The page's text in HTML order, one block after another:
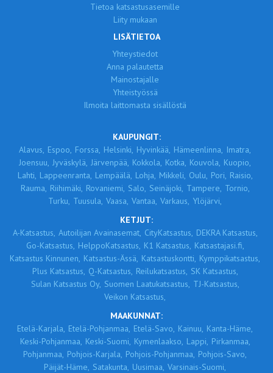
Tietoa katsastusasemille
Liity mukaan
LISÄTIETOA
Yhteystiedot
Anna palautetta
Mainostajalle
Yhteistyössä
Ilmoita laittomasta sisällöstä
KAUPUNGIT:
Alavus, Espoo, Forssa, Helsinki, Hyvinkää, Hämeenlinna, Imatra,
Joensuu, Jyväskylä, Järvenpää, Kokkola, Kotka, Kouvola, Kuopio,
Lahti, Lappeenranta, Lempäälä, Lohja, Mikkeli, Oulu, Pori, Raisio,
Rauma, Riihimäki, Rovaniemi, Salo, Seinäjoki, Tampere, Tornio,
Turku, Tuusula, Vaasa, Vantaa, Varkaus, Ylöjärvi,
KETJUT:
A-Katsastus, Autoilijan Avainasemat, CityKatsastus, DEKRA Katsastus,
Go-Katsastus, HelppoKatsastus, K1 Katsastus, Katsastajasi.fi,
Katsastus Kinnunen, Katsastus-Ässä, Katsastuskontti, Kymppikatsastus,
Plus Katsastus, Q-Katsastus, Reilukatsastus, SK Katsastus,
Sulan Katsastus Oy, Suomen Laatukatsastus, TJ-Katsastus,
Veikon Katsastus,
MAAKUNNAT:
Etelä-Karjala, Etelä-Pohjanmaa, Etelä-Savo, Kainuu, Kanta-Häme,
Keski-Pohjanmaa, Keski-Suomi, Kymenlaakso, Lappi, Pirkanmaa,
Pohjanmaa, Pohjois-Karjala, Pohjois-Pohjanmaa, Pohjois-Savo,
Päijät-Häme, Satakunta, Uusimaa, Varsinais-Suomi,